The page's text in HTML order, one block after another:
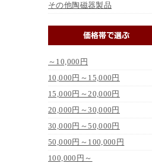
その他陶磁器製品
～10,000円
10,000円～15,000円
15,000円～20,000円
20,000円～30,000円
30,000円～50,000円
50,000円～100,000円
100,000円～